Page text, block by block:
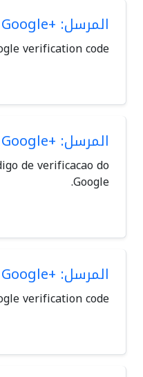
المرسل: +Google
verification code.
المرسل: +Google
de verificacao do
Google.
المرسل: +Google
verification code.